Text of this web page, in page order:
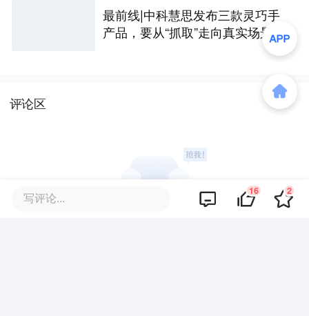
最前线|中科慧思发布三款灵巧手
产品，要从“抓取”走向真实场景作
评论区
写评论... 16 2